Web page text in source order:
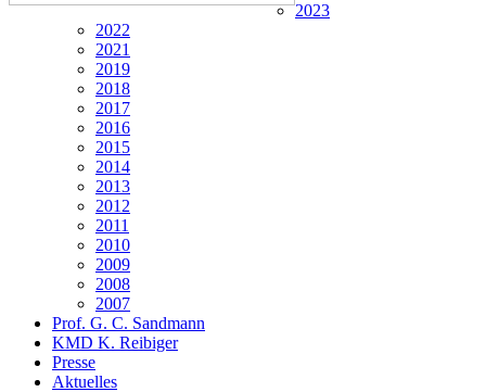
2023
2022
2021
2019
2018
2017
2016
2015
2014
2013
2012
2011
2010
2009
2008
2007
Prof. G. C. Sandmann
KMD K. Reibiger
Presse
Aktuelles